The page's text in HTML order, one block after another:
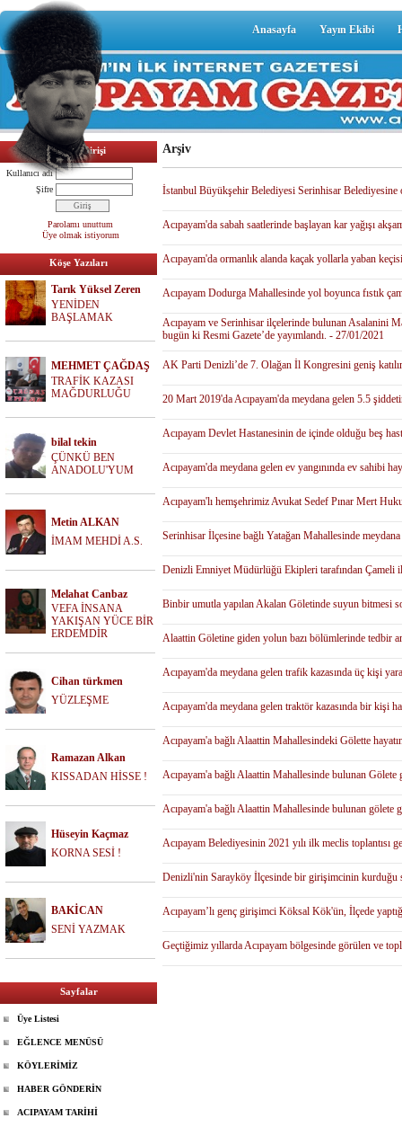
Anasayfa Yayın Ekibi
Üyelik Girişi
Kullanıcı adı
Şifre
Parolamı unuttum
Üye olmak istiyorum
Köşe Yazıları
Tarık Yüksel Zeren
YENİDEN
BAŞLAMAK
MEHMET ÇAĞDAŞ
TRAFİK KAZASI
MAĞDURLUĞU
bilal tekin
ÇÜNKÜ BEN
ANADOLU'YUM
Metin ALKAN
İMAM MEHDİ A.S.
Melahat Canbaz
VEFA İNSANA
YAKIŞAN YÜCE BİR
ERDEMDİR
Cihan türkmen
YÜZLEŞME
Ramazan Alkan
KISSADAN HİSSE !
Hüseyin Kaçmaz
KORNA SESİ !
BAKİCAN
SENİ YAZMAK
Sayfalar
Üye Listesi
EĞLENCE MENÜSÜ
KÖYLERİMİZ
HABER GÖNDERİN
ACIPAYAM TARİHİ
Arşiv
İstanbul Büyükşehir Belediyesi Serinhisar Belediyesine
Acıpayam'da sabah saatlerinde başlayan kar yağışı
Acıpayam'da ormanlık alanda kaçak yollarla yaban
Acıpayam Dodurga Mahallesinde yol boyunca fıstık
Acıpayam ve Serinhisar ilçelerinde bulunan Asalanini
bugün ki Resmi Gazete’de yayımlandı. - 27/01/2021
AK Parti Denizli’de 7. Olağan İl Kongresini geniş
20 Mart 2019'da Acıpayam'da meydana gelen 5.5
Acıpayam Devlet Hastanesinin de içinde olduğu beş
Acıpayam'da meydana gelen ev yangınında ev sahibi
Acıpayam'lı hemşehrimiz Avukat Sedef Pınar Mert
Serinhisar İlçesine bağlı Yatağan Mahallesinde
Denizli Emniyet Müdürlüğü Ekipleri tarafından Çameli
Binbir umutla yapılan Akalan Göletinde suyun bitmesi
Alaattin Göletine giden yolun bazı bölümlerinde tedbir
Acıpayam'da meydana gelen trafik kazasında üç kişi
Acıpayam'da meydana gelen traktör kazasında bir kişi
Acıpayam'a bağlı Alaattin Mahallesindeki Gölette
Acıpayam'a bağlı Alaattin Mahallesinde bulunan
Acıpayam'a bağlı Alaattin Mahallesinde bulunan gölete
Acıpayam Belediyesinin 2021 yılı ilk meclis toplantısı
Denizli'nin Sarayköy İlçesinde bir girişimcinin kurduğu
Acıpayam’lı genç girişimci Köksal Kök'ün, İlçede
Geçtiğimiz yıllarda Acıpayam bölgesinde görülen ve